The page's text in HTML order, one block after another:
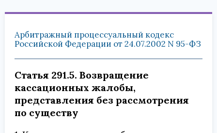
Арбитражный процессуальный кодекс
Российской Федерации от 24.07.2002 N 95-ФЗ
Статья 291.5. Возвращение
кассационных жалобы,
представления без рассмотрения
по существу